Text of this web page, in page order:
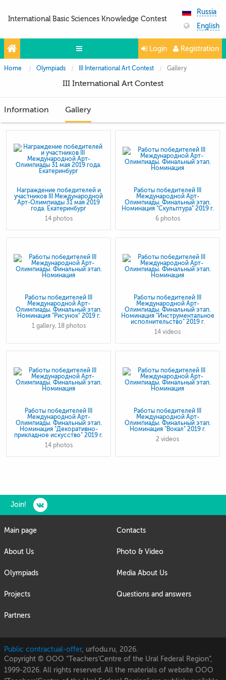
International Basic Sciences Knowledge Contest
Russia
English
Olympiads
Partners
Contacts
Photo & Video
Media About Us
Questions and answers
Login Registration
Home Olympiads III International Art Contest Gallery
III International Art Contest
Information Gallery
Награждение победителей и
участников III Международной
Арт-Олимпиады 31 мая 2019
года. Екатеринбург
14 photos
Работы победителей III
Международной Арт-
Олимпиады. Финальный этап.
Номинация "Скульптура" 2019 г.
6 photos
Работы победителей III
Международной Арт-
Олимпиады. Финальный этап.
Номинация "Рисунок" 2019 г.
1 gallery, 18 photos
Работы победителей III
Международной Арт-
Олимпиады. Финальный этап.
Номинация "Инструментальное
исполнительство" 2019 г.
14 videos
Работы победителей III
Международной Арт-
Олимпиады. Финальный этап.
Номинация "Декоративно-
прикладное искусство" 2019 г.
14 photos
Работы победителей III
Международной Арт-
Олимпиады. Финальный этап.
Номинация "Вокал" 2019 г.
2 videos
Join!
Main page
About Us
Olympiads
Projects
Partners
Contacts
Photo & Video
Media About Us
Questions and answers
Public contractual-offer, urfodu.ru, 2026.
Copyright © OOO “Teachers’Centre of the Ural Federal Region”,
1999-2026. All rights reserved. All the materials of website OOO